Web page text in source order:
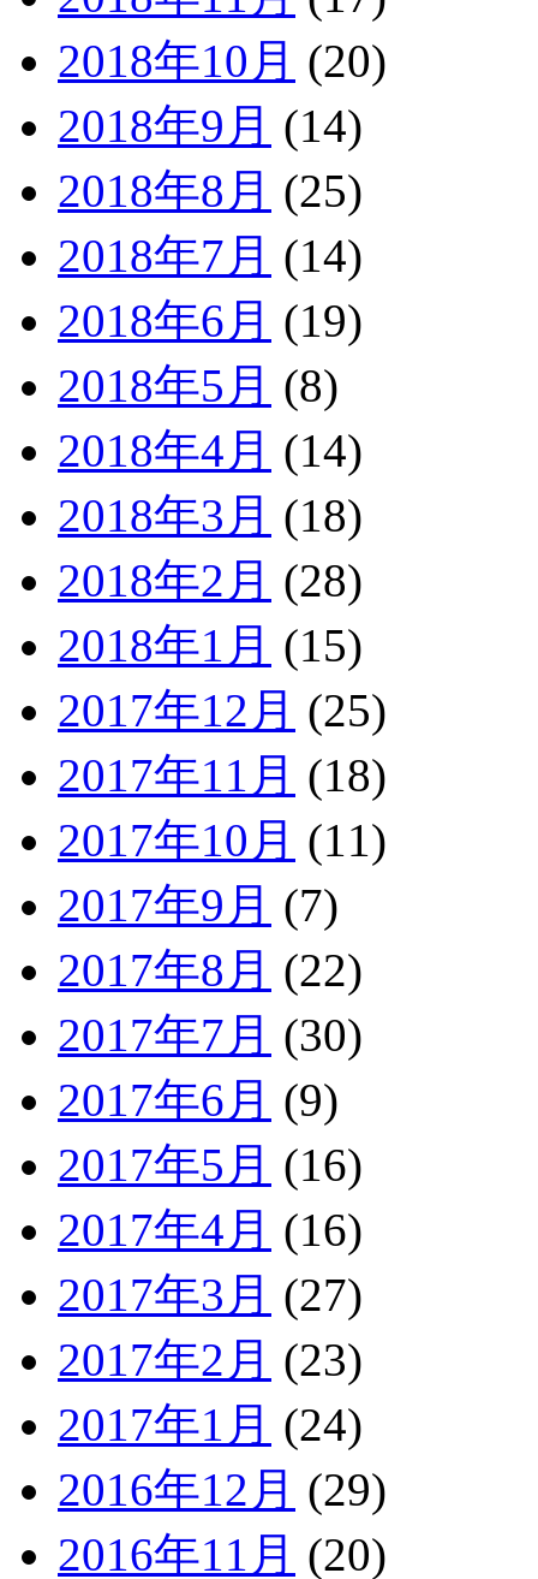
2018年10月 (20)
2018年9月 (14)
2018年8月 (25)
2018年7月 (14)
2018年6月 (19)
2018年5月 (8)
2018年4月 (14)
2018年3月 (18)
2018年2月 (28)
2018年1月 (15)
2017年12月 (25)
2017年11月 (18)
2017年10月 (11)
2017年9月 (7)
2017年8月 (22)
2017年7月 (30)
2017年6月 (9)
2017年5月 (16)
2017年4月 (16)
2017年3月 (27)
2017年2月 (23)
2017年1月 (24)
2016年12月 (29)
2016年11月 (20)